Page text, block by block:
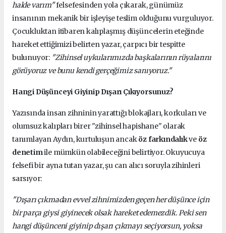
halde varım"felsefesinden yola çıkarak, günümüz
insanının mekanik bir işleyişe teslim olduğunu vurguluyor.
Çocukluktan itibaren kalıplaşmış düşüncelerin eteğinde
hareket ettiğimizi belirten yazar, çarpıcı bir tespitte
bulunuyor: "Zihinsel uykularımızda başkalarının rüyalarını
görüyoruz ve bunu kendi gerçeğimiz sanıyoruz."
Hangi Düşünceyi Giyinip Dışarı Çıkıyorsunuz?
Yazısında insan zihninin yarattığı blokajları, korkuları ve
olumsuz kalıpları birer "zihinsel hapishane" olarak
tanımlayan Aydın, kurtuluşun ancaköz farkındalıkve öz
denetimile mümkün olabileceğini belirtiyor. Okuyucuya
felsefi bir ayna tutan yazar, şu can alıcı soruyla zihinleri
sarsıyor:
"Dışarı çıkmadan evvel zihnimizden geçen her düşünce için
bir parça giysi giyinecek olsak hareket edemezdik. Peki sen
hangi düşünceni giyinip dışarı çıkmayı seçiyorsun, yoksa